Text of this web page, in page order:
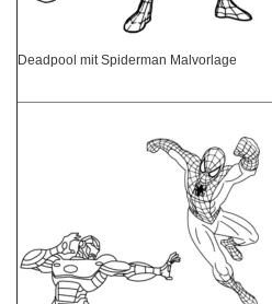
Deadpool mit Spiderman Malvorlage